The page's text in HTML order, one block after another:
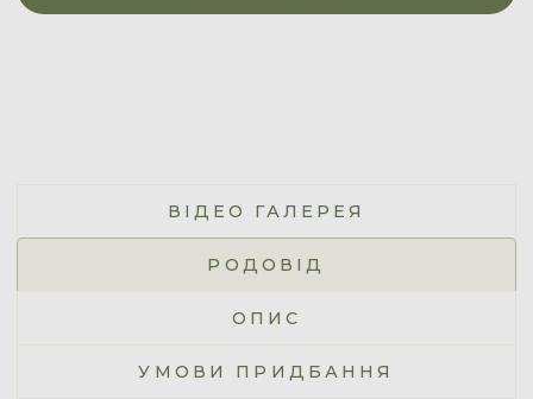
ВІДЕО ГАЛЕРЕЯ
РОДОВІД
ОПИС
УМОВИ ПРИДБАННЯ